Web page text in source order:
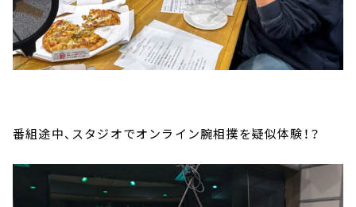
番組途中、スタジオでオンライン腕相撲を疑似体験！？